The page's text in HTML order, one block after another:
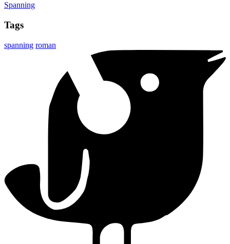
Spanning
Tags
spanning roman